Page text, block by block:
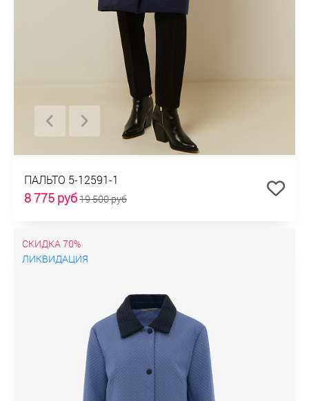
ПАЛЬТО 5-12591-1
8 775 руб19 500 руб
СКИДКА 70%
ЛИКВИДАЦИЯ